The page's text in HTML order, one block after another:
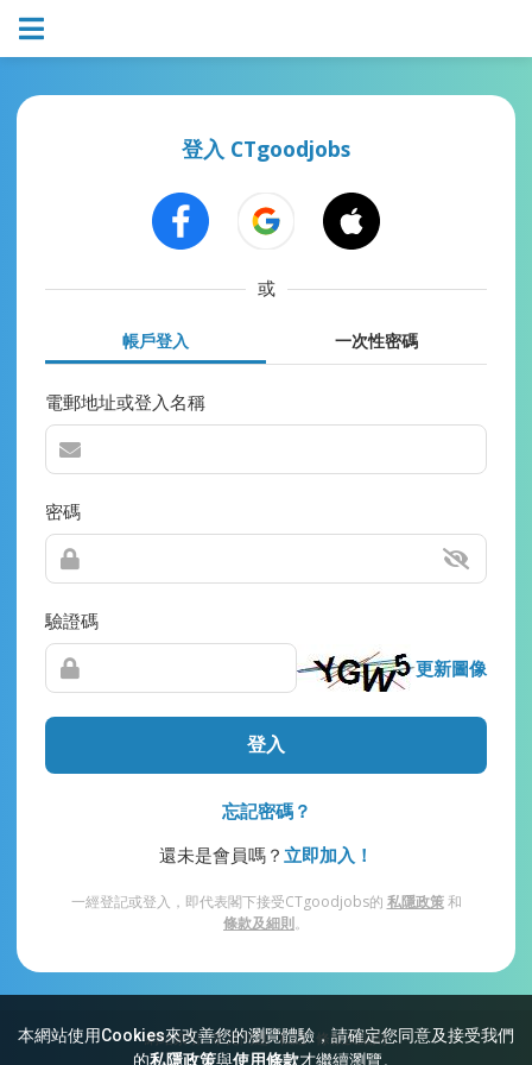
本網站使用Cookies來改善您的瀏覽體驗，請確定您同意及接受我們
的私隱政策與使用條款才繼續瀏覽。
登入 CTgoodjobs
或
帳戶登入 一次性密碼
電郵地址或登入名稱
密碼
驗證碼
更新圖像
登入
忘記密碼？
還未是會員嗎？ 立即加入！
一經登記或登入，即代表閣下接受CTgoodjobs的 私隱政策和
條款及細則。
網站索引 常見問題 私隱 條款及細則